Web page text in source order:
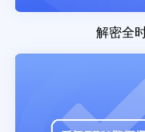
解密全